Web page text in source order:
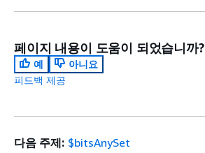
페이지 내용이 도움이 되었습니까?
예
아니요
피드백 제공
다음 주제: $bitsAnySet